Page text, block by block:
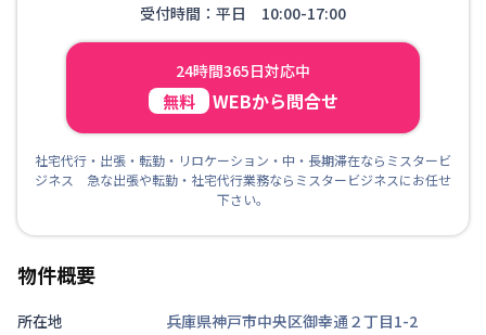
受付時間：平日 10:00-17:00
24時間365日対応中
無料 WEBから問合せ
社宅代行・出張・転勤・リロケーション・中・長期滞在ならミスタービ
ジネス 急な出張や転勤・社宅代行業務ならミスタービジネスにお任せ
下さい。
物件概要
所在地
兵庫県神戸市中央区御幸通２丁目1-2